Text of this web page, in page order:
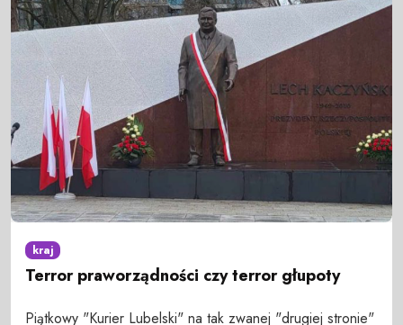
kraj
Terror praworządności czy terror głupoty
Piątkowy "Kurier Lubelski" na tak zwanej "drugiej stronie"